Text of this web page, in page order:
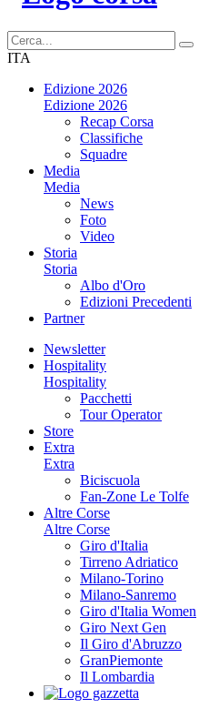
ITA
Edizione 2026
Edizione 2026
Recap Corsa
Classifiche
Squadre
Media
Media
News
Foto
Video
Storia
Storia
Albo d'Oro
Edizioni Precedenti
Partner
Newsletter
Hospitality
Hospitality
Pacchetti
Tour Operator
Store
Extra
Extra
Biciscuola
Fan-Zone Le Tolfe
Altre Corse
Altre Corse
Giro d'Italia
Tirreno Adriatico
Milano-Torino
Milano-Sanremo
Giro d'Italia Women
Giro Next Gen
Il Giro d'Abruzzo
GranPiemonte
Il Lombardia